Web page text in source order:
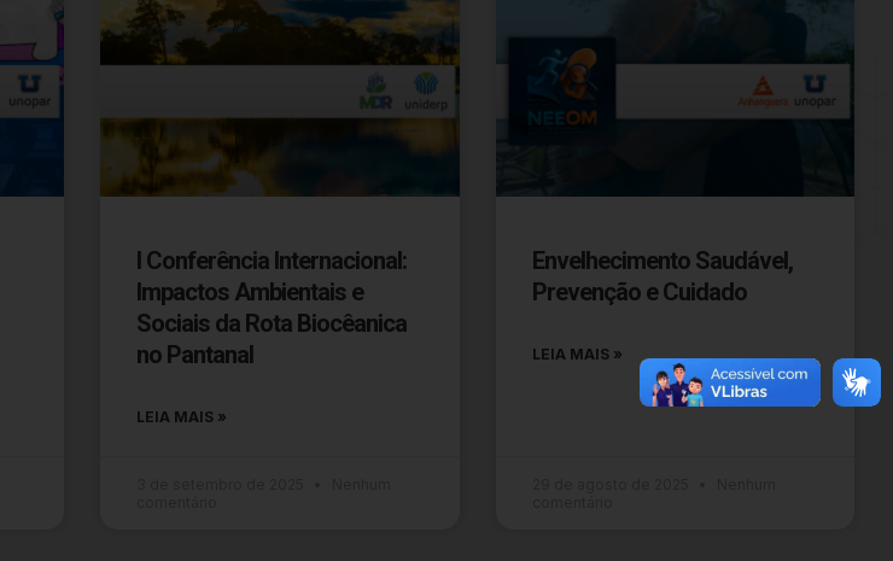
I Conferência Internacional:
Impactos Ambientais e
Sociais da Rota Biocêanica
no Pantanal
LEIA MAIS »
Envelhecimento Saudável,
Prevenção e Cuidado
LEIA MAIS »